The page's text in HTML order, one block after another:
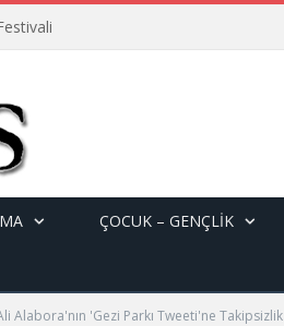
ÇOCUK – GENÇLIK
Alabora'nın 'Gezi Parkı Tweeti'ne Takipsizlik